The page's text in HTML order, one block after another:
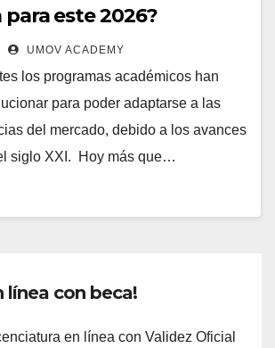
este 2026?
UMOV ACADEMY
los programas académicos han
para poder adaptarse a las
del mercado, debido a los avances
siglo XXI. Hoy más que…
línea con beca!
en línea con Validez Oficial